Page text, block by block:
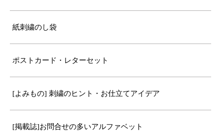
紙刺繍のし袋
ポストカード・レターセット
[よみもの] 刺繍のヒント・お仕立てアイデア
[掲載誌]お問合せの多いアルファベット